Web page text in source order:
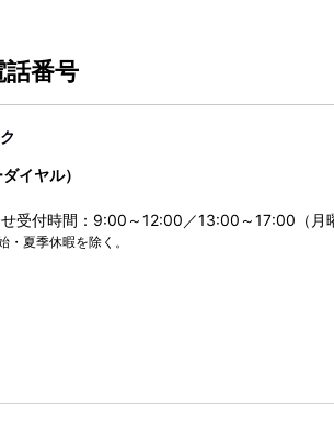
番号
ダイヤル）
受付時間：9:00～12:00／13:00～17:00（月
夏季休暇を除く。